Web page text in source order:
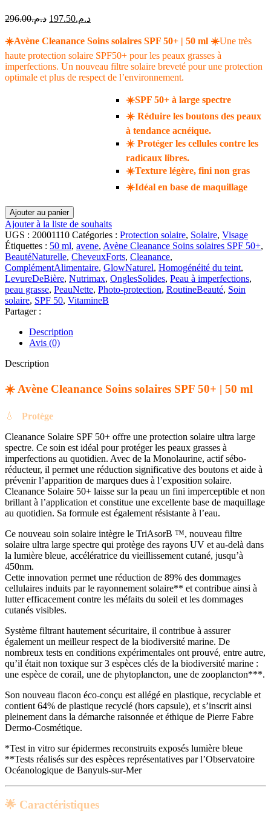
د.م.296.00
Le
initial
était :
د.م.296.00.
د.م.197.50
Le
actuel
est :
د.م.197.50.
☀️Avène Cleanance Soins solaires SPF 50+ | 50 ml ☀️Une très
haute protection solaire SPF50+ pour les peaux grasses à
imperfections. Un nouveau filtre solaire breveté pour une protection
optimale et plus de respect de l’environnement.
☀️SPF 50+ à large spectre
☀️ Réduire les boutons des peaux
à tendance acnéique.
☀️ Protéger les cellules contre les
radicaux libres.
☀️Texture légère, fini non gras
☀️Idéal en base de maquillage
quantité
de
☀️
Avène
Cleanance
Soins
solaires
SPF
50+
|
Ajouter au panier
Ajouter à la liste de souhaits
UGS : 20001110 Catégories : Protection solaire, Solaire, Visage
Étiquettes : 50 ml, avene, Avène Cleanance Soins solaires SPF 50+,
BeautéNaturelle, CheveuxForts, Cleanance,
ComplémentAlimentaire, GlowNaturel, Homogénéité du teint,
LevureDeBière, Nutrimax, OnglesSolides, Peau à imperfections,
peau grasse, PeauNette, Photo-protection, RoutineBeauté, Soin
solaire, SPF 50, VitamineB
Partager :
Description
Avis (0)
Description
☀️ Avène Cleanance Soins solaires SPF 50+ | 50 ml
💧
Protège
Cleanance Solaire SPF 50+ offre une protection solaire ultra large
spectre. Ce soin est idéal pour protéger les peaux grasses à
imperfections au quotidien. Avec de la Monolaurine, actif sébo-
réducteur, il permet une réduction significative des boutons et aide à
prévenir l’apparition de marques dues à l’exposition solaire.
Cleanance Solaire 50+ laisse sur la peau un fini imperceptible et non
brillant à l’application et constitue une excellente base de maquillage
au quotidien. Sa formule est également résistante à l’eau.
Ce nouveau soin solaire intègre le TriAsorB ™, nouveau filtre
solaire ultra large spectre qui protège des rayons UV et au-delà dans
la lumière bleue, accélératrice du vieillissement cutané, jusqu’à
450nm.
Cette innovation permet une réduction de 89% des dommages
cellulaires induits par le rayonnement solaire** et contribue ainsi à
lutter efficacement contre les méfaits du soleil et les dommages
cutanés visibles.
Système filtrant hautement sécuritaire, il contribue à assurer
également un meilleur respect de la biodiversité marine. De
nombreux tests en conditions expérimentales ont prouvé, entre autre,
qu’il était non toxique sur 3 espèces clés de la biodiversité marine :
une espèce de corail, une de phytoplancton, une de zooplancton***.
Son nouveau flacon éco-conçu est allégé en plastique, recyclable et
contient 64% de plastique recyclé (hors capsule), et s’inscrit ainsi
pleinement dans la démarche raisonnée et éthique de Pierre Fabre
Dermo-Cosmétique.
*Test in vitro sur épidermes reconstruits exposés lumière bleue
**Tests réalisés sur des espèces représentatives par l’Observatoire
Océanologique de Banyuls-sur-Mer
🌟 Caractéristiques